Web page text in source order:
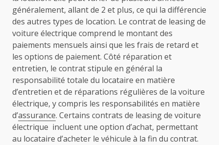
généralement, allant de 2 et plus, ce qui la différencie
des autres types de location. Le contrat de leasing de
voiture électrique comprend le montant des
paiements mensuels ainsi que les frais de retard et
les options de paiement. Côté réparation et
entretien, le contrat stipule en général la
responsabilité totale du locataire en matière
d’entretien et de réparations régulières de la voiture
électrique, y compris les responsabilités en matière
d’assurance. Certains contrats de leasing de voiture
électrique incluent une option d’achat, permettant
au locataire d’acheter le véhicule à la fin du contrat.